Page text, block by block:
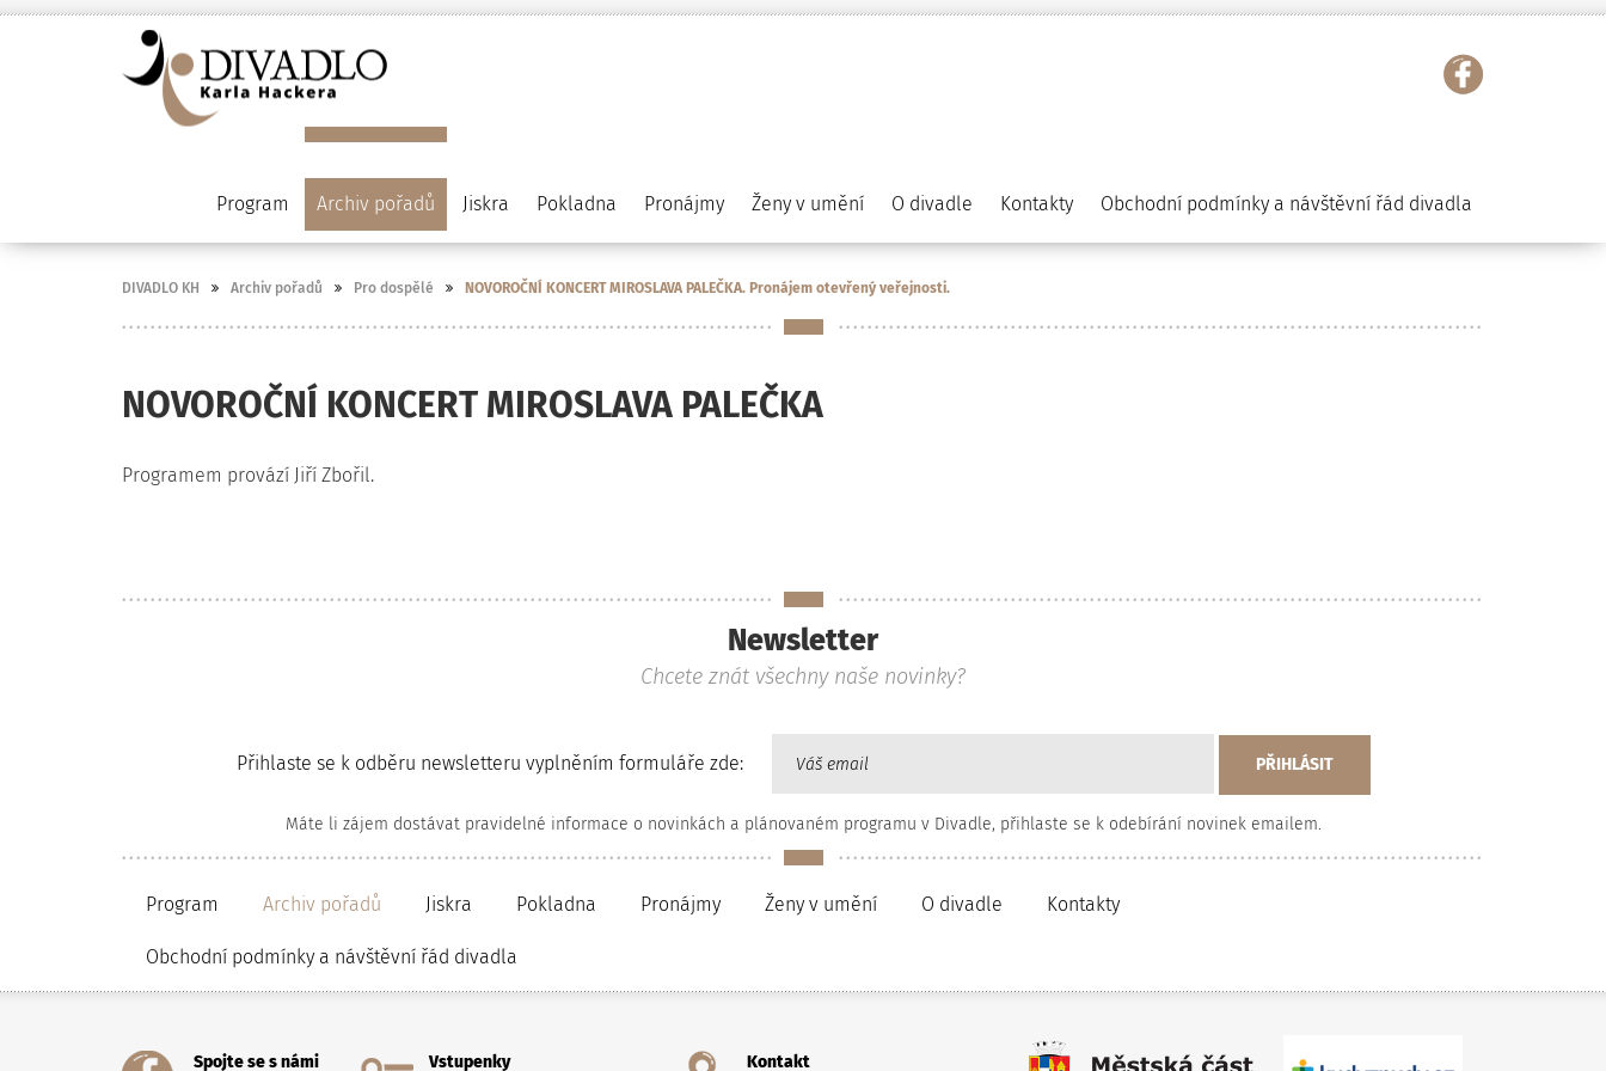
Program Archiv pořadů Jiskra Pokladna Pronájmy Ženy v umění O divadle Kontakty Obchodní podmínky a návštěvní řád divadla
DIVADLO KH Archiv pořadů Pro dospělé NOVOROČNÍ KONCERT MIROSLAVA PALEČKA. Pronájem otevřený veřejnosti.
NOVOROČNÍ KONCERT MIROSLAVA PALEČKA
Programem provází Jiří Zbořil.
Newsletter
Chcete znát všechny naše novinky?
Přihlaste se k odběru newsletteru vyplněním formuláře zde:
Máte li zájem dostávat pravidelné informace o novinkách a plánovaném programu v Divadle, přihlaste se k odebírání novinek emailem.
Program Archiv pořadů Jiskra Pokladna Pronájmy Ženy v umění O divadle Kontakty
Obchodní podmínky a návštěvní řád divadla
Spojte se s námi Vstupenky Kontakt